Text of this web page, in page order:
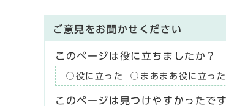
ご意見をお聞かせください
このページは役に立ちましたか？
役に立った まあまあ役に立った
このページは見つけやすかったで